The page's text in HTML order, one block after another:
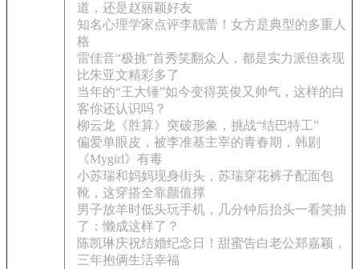
道，还是赵丽颖好友
知名心理学家点评李靓蕾！女方是典型的多重人
格
雷佳音“极挑”首秀笑翻众人，都是实力派但表现
比朱亚文精彩多了
当年的“王大锤”如今变得英俊又帅气，这样的白
客你还认识吗？
柳云龙《胜算》突破形象，挑战“结巴特工”
偏爱单眼皮，被李准基主宰的青春期，韩剧
《Mygirl》有毒
小苏瑞和妈妈现身街头，苏瑞穿花裤子配面包
靴，这穿搭全靠颜值撑
男子放羊时低头玩手机，几分钟后抬头一看笑抽
了：懒成这样了？
陈凯琳庆祝结婚纪念日！甜蜜告白老公郑嘉颖，
三年抱俩生活幸福